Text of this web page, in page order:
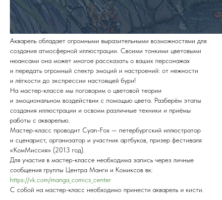
Акварель обладает огромными выразительными возможностями для
создания атмосферной иллюстрации. Своими тонкими цветовыми
нюансами она может многое рассказать о ваших персонажах
и передать огромный спектр эмоций и настроений: от нежности
и лёгкости до экспрессии настоящей бури!
На мастер-классе мы поговорим о цветовой теории
и эмоциональном воздействии с помощью цвета. Разберём этапы
создания иллюстрации и освоим различные техники и приёмы
работы с акварелью.
Мастер-класс проводит Cyan-Fox — петербургский иллюстратор
и сценарист, организатор и участник артбуков, призер фестиваля
«КомМиссия» (2013 год).
Для участия в мастер-классе необходима запись через личные
сообщения группы Центра Манги и Комиксов вк:
https://vk.com/manga_comics_center
С собой на мастер-класс необходимо принести акварель и кисти.